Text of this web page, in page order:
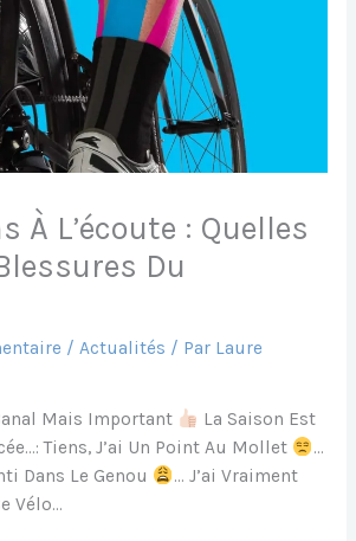
À L’écoute : Quelles
Du
/ Actualités / Par Laure
Mais Important
La Saison Est
Tiens, J’ai Un Point Au Mollet
…
Dans Le Genou
… J’ai Vraiment
Vélo…